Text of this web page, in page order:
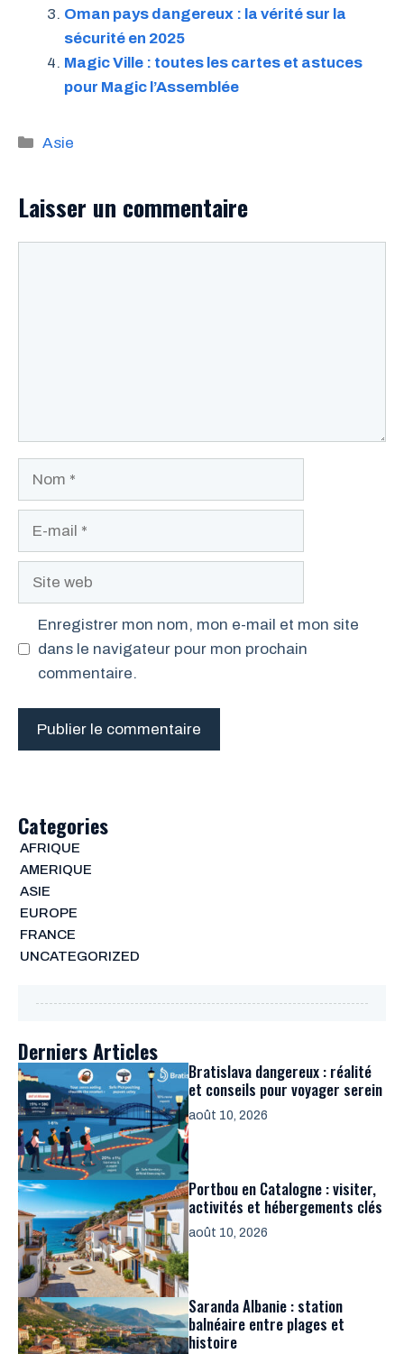
Oman pays dangereux : la vérité sur la
sécurité en 2025
Magic Ville : toutes les cartes et astuces
pour Magic l’Assemblée
Catégories
Asie
Laisser un commentaire
Enregistrer mon nom, mon e-mail et mon site
dans le navigateur pour mon prochain
commentaire.
Categories
AFRIQUE
AMERIQUE
ASIE
EUROPE
FRANCE
UNCATEGORIZED
Derniers Articles
Bratislava dangereux : réalité
et conseils pour voyager serein
août 10, 2026
Portbou en Catalogne : visiter,
activités et hébergements clés
août 10, 2026
Saranda Albanie : station
balnéaire entre plages et
histoire